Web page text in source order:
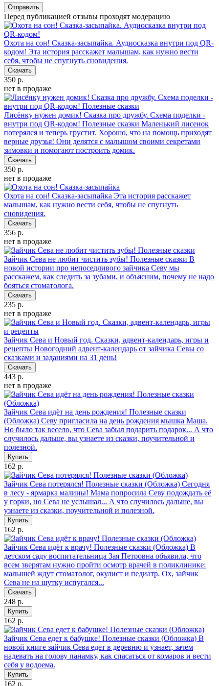
Отправить
Перед публикацией отзывы проходят модерацию
Охота на сон! Сказка-засыпайка. Аудиосказка внутри под QR-
кодом! Эта история расскажет малышам, как нужно вести
себя, чтобы не спугнуть сновидения.
Скачать
350 р.
нет в продаже
Лисёнку нужен домик! Сказка про дружбу. Схема поделки -
внутри под QR-кодом! Полезные сказки Маленький лисенок
потерялся и теперь грустит. Хорошо, что на помощь приходят
верные друзья! Они делятся с малышом своими секретами
зимовки и помогают построить домик.
Скачать
350 р.
нет в продаже
Охота на сон! Сказка-засыпайка Эта история расскажет
малышам, как нужно вести себя, чтобы не спугнуть
сновидения.
Скачать
356 р.
нет в продаже
Зайчик Сева не любит чистить зубы! Полезные сказки В
новой истории про непоседливого зайчика Севу мы
расскажем, как следить за зубами, и объясним, почему не надо
бояться стоматолога.
Скачать
235 р.
нет в продаже
Зайчик Сева и Новый год. Сказки, адвент-календарь, игры и
рецепты Новогодний адвент-календарь от зайчика Севы со
сказками и заданиями на 31 день!
Скачать
443 р.
нет в продаже
Зайчик Сева идёт на день рождения! Полезные сказки
(Обложка) Севу пригласила на день рождения мышка Маша.
Но было так весело, что Сева забыл подарить подарок... А что
случилось дальше, вы узнаете из сказки, поучительной и
полезной.
Купить
162 р.
Зайчик Сева потерялся! Полезные сказки (Обложка) Сегодня
в лесу - ярмарка малины! Мама попросила Севу подождать её
у горки, но Сева не услышал... А что случилось дальше, вы
узнаете из сказки, поучительной и полезной.
Купить
162 р.
Зайчик Сева идёт к врачу! Полезные сказки (Обложка) В
детском саду воспитательница Зая Петровна объявила, что
всем зверятам нужно пройти осмотр врачей в поликлинике:
малышей ждут стоматолог, окулист и педиатр. Ох, зайчик
Сева не на шутку испугался...
Скачать
248 р.
Купить
162 р.
Зайчик Сева едет к бабушке! Полезные сказки (Обложка) В
новой книге зайчик Сева едет в деревню и узнает, зачем
надевать на голову панамку, как спасаться от комаров и вести
себя у водоема.
Купить
162 р.